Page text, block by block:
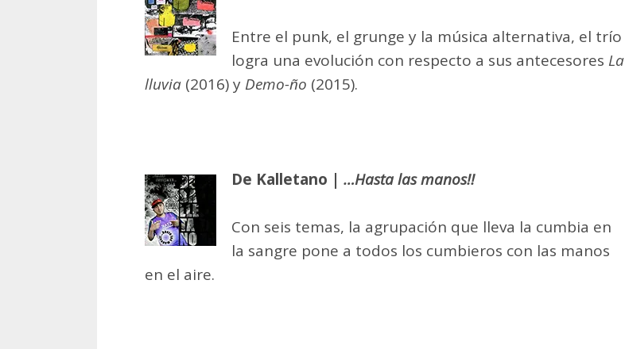
Entre el punk, el grunge y la música alternativa, el trío
logra una evolución con respecto a sus antecesores La
lluvia (2016) y Demo-ño (2015).
De Kalletano | …Hasta las manos!!
Con seis temas, la agrupación que lleva la cumbia en
la sangre pone a todos los cumbieros con las manos
en el aire.